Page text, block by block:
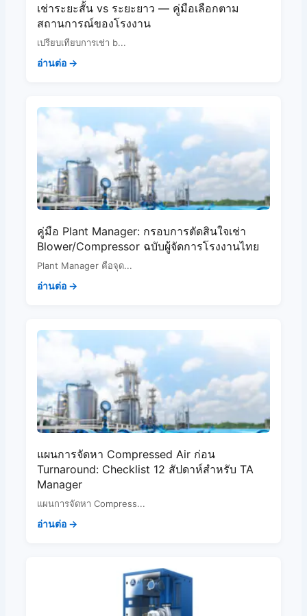
เช่าระยะสั้น vs ระยะยาว — คู่มือเลือกตาม
สถานการณ์ของโรงงาน
เปรียบเทียบการเช่า b...
อ่านต่อ →
คู่มือ Plant Manager: กรอบการตัดสินใจเช่า
Blower/Compressor ฉบับผู้จัดการโรงงานไทย
Plant Manager คือจุด...
อ่านต่อ →
แผนการจัดหา Compressed Air ก่อน
Turnaround: Checklist 12 สัปดาห์สำหรับ TA
Manager
แผนการจัดหา Compress...
อ่านต่อ →